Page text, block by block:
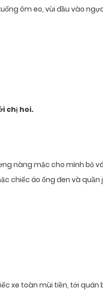
ôm eo, vùi đầu vào
chị hoi.
nàng mặc cho mình bộ
chiếc áo ống đen và
xe toàn mùi tiền, tới quán